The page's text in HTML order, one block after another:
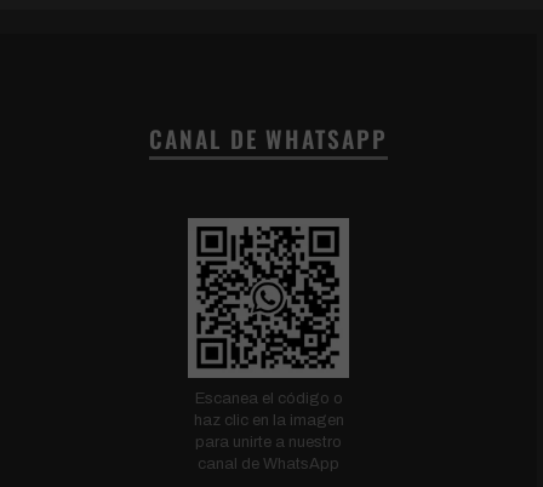
CANAL DE WHATSAPP
Escanea el código o
haz clic en la imagen
para unirte a nuestro
canal de WhatsApp